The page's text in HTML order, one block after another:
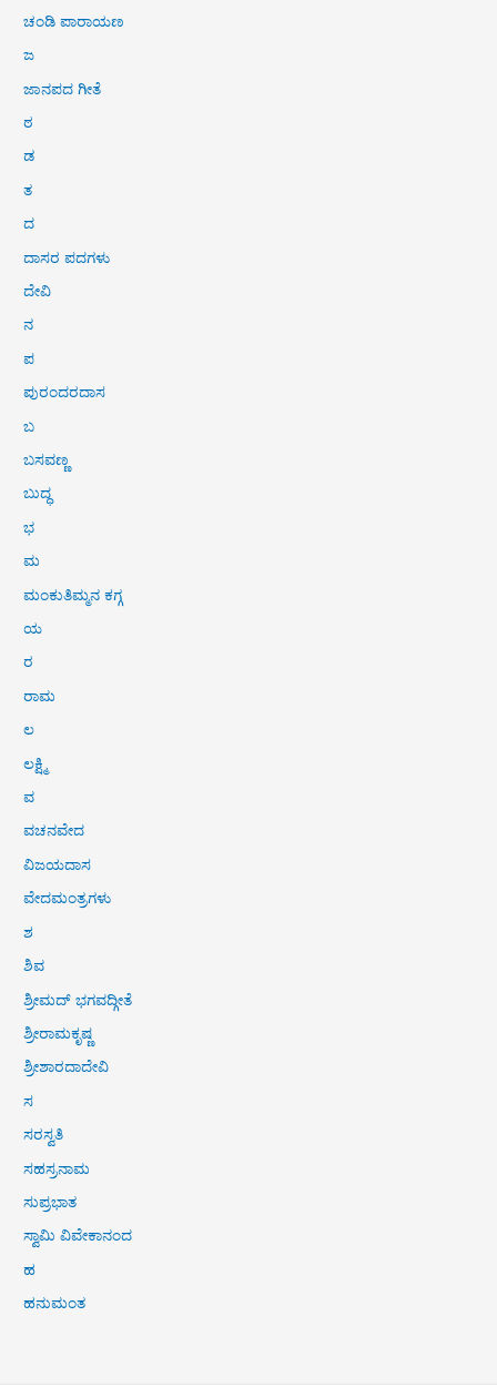
ಚಂಡಿ ಪಾರಾಯಣ
ಜ
ಜಾನಪದ ಗೀತೆ
ಠ
ಡ
ತ
ದ
ದಾಸರ ಪದಗಳು
ದೇವಿ
ನ
ಪ
ಪುರಂದರದಾಸ
ಬ
ಬಸವಣ್ಣ
ಬುದ್ಧ
ಭ
ಮ
ಮಂಕುತಿಮ್ಮನ ಕಗ್ಗ
ಯ
ರ
ರಾಮ
ಲ
ಲಕ್ಷ್ಮಿ
ವ
ವಚನವೇದ
ವಿಜಯದಾಸ
ವೇದಮಂತ್ರಗಳು
ಶ
ಶಿವ
ಶ್ರೀಮದ್ ಭಗವದ್ಗೀತೆ
ಶ್ರೀರಾಮಕೃಷ್ಣ
ಶ್ರೀಶಾರದಾದೇವಿ
ಸ
ಸರಸ್ವತಿ
ಸಹಸ್ರನಾಮ
ಸುಪ್ರಭಾತ
ಸ್ವಾಮಿ ವಿವೇಕಾನಂದ
ಹ
ಹನುಮಂತ